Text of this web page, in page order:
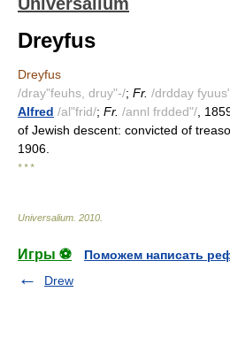
Dreyfus
Dreyfus
/dray"feuhs, druy"-/; Fr. /drdday
Alfred /al"frid/; Fr. /annl frdded"/ ,
of Jewish descent: convicted of
1906.
* * *
Universalium 2010
Игры ⚽
Поможем написать
Drew